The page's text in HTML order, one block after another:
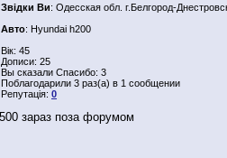
Звідки Ви: Одесская обл. г.Белгород-
Авто: Hyundai h200
Вік: 45
Дописи: 25
Вы сказали Спасибо: 3
Поблагодарили 3 раз(а) в 1 сообщении
Репутація: 0